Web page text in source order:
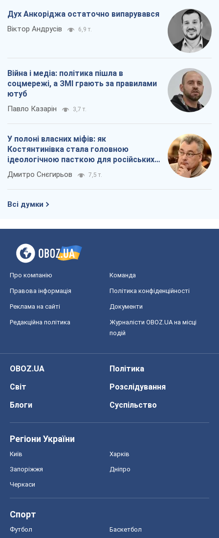
Дух Анкоріджа остаточно випарувався
Віктор Андрусів 6,9 т.
Війна і медіа: політика пішла в
соцмережі, а ЗМІ грають за правилами
ютуб
Павло Казарін 3,7 т.
У полоні власних міфів: як
Костянтинівка стала головною
ідеологічною пасткою для російських
окупантів
Дмитро Снєгирьов 7,5 т.
Всі думки
Про компанію Команда
Правова інформація Політика конфіденційності
Реклама на сайті Документи
Редакційна політика
Журналісти OBOZ.UA на місці
подій
OBOZ.UA
Політика
Світ
Розслідування
Блоги
Суспільство
Регіони України
Київ Харків
Запоріжжя Дніпро
Черкаси
Спорт
Футбол Баскетбол